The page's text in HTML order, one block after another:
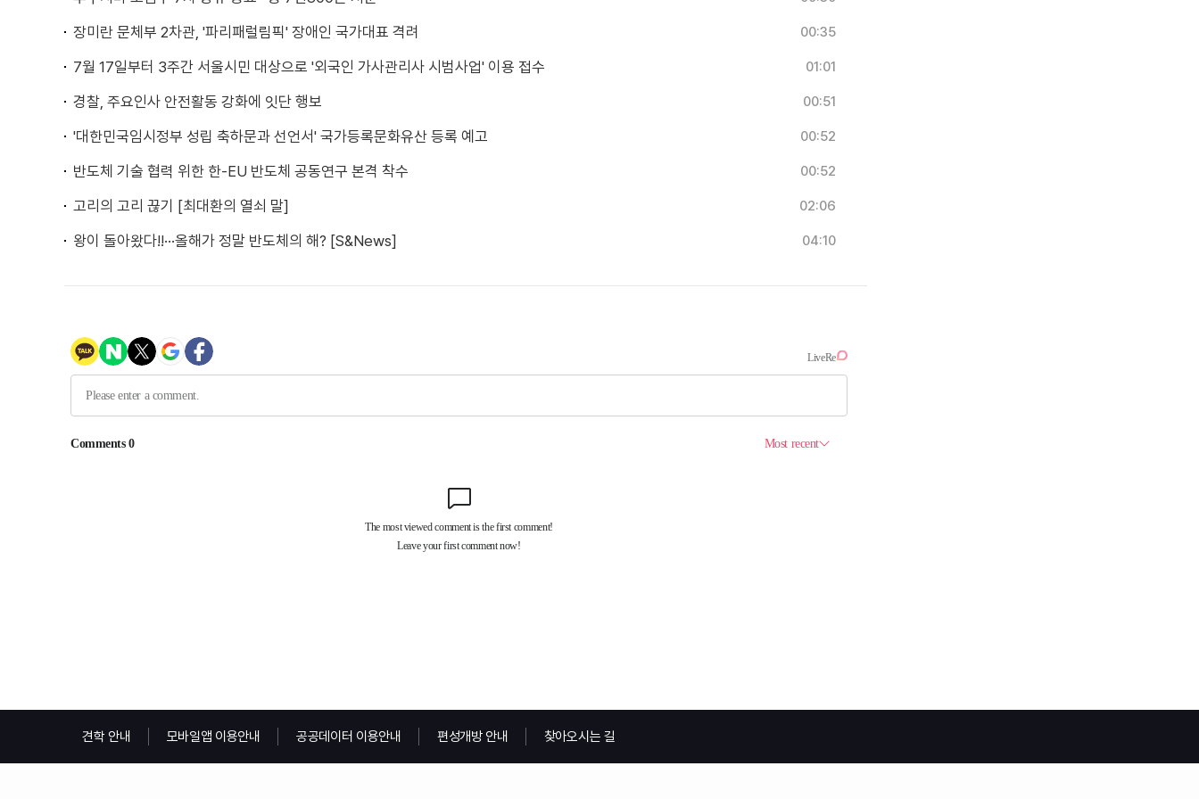
장미란 문체부 2차관, '파리패럴림픽' 장애인 국가대표 격려 00:35
7월 17일부터 3주간 서울시민 대상으로 '외국인 가사관리사 시범사업' 이용 접수 01:01
경찰, 주요인사 안전활동 강화에 잇단 행보 00:51
'대한민국임시정부 성립 축하문과 선언서' 국가등록문화유산 등록 예고 00:52
반도체 기술 협력 위한 한-EU 반도체 공동연구 본격 착수 00:52
고리의 고리 끊기 [최대환의 열쇠 말] 02:06
왕이 돌아왔다!!···올해가 정말 반도체의 해? [S&News] 04:10
견학 안내 모바일앱 이용안내 공공데이터 이용안내 편성개방 안내 찾아오시는 길